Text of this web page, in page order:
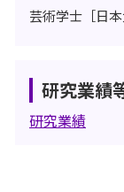
芸術学士［日本
研究業績
研究業績